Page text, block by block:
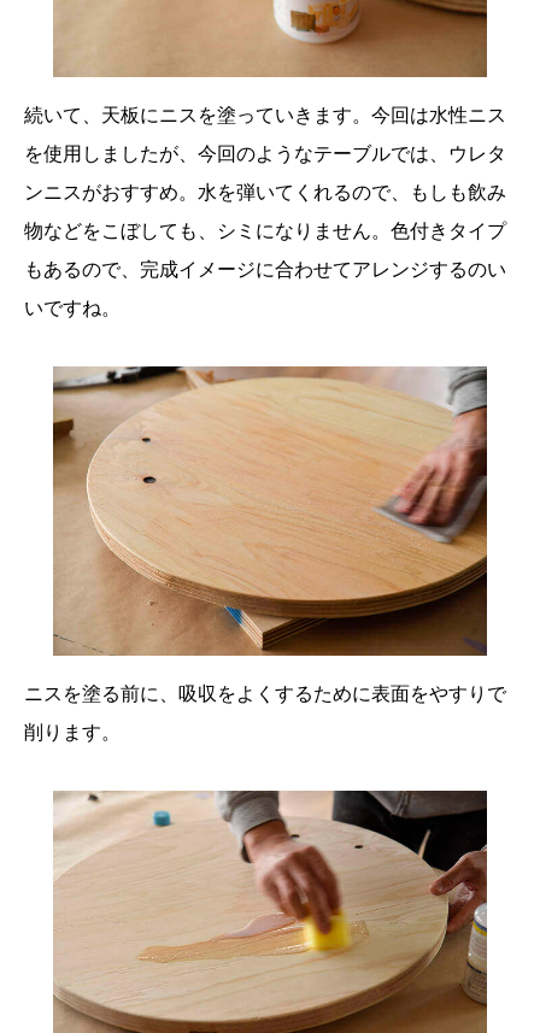
続いて、天板にニスを塗っていきます。今回は水性ニス
を使用しましたが、今回のようなテーブルでは、ウレタ
ンニスがおすすめ。水を弾いてくれるので、もしも飲み
物などをこぼしても、シミになりません。色付きタイプ
もあるので、完成イメージに合わせてアレンジするのい
いですね。
ニスを塗る前に、吸収をよくするために表面をやすりで
削ります。